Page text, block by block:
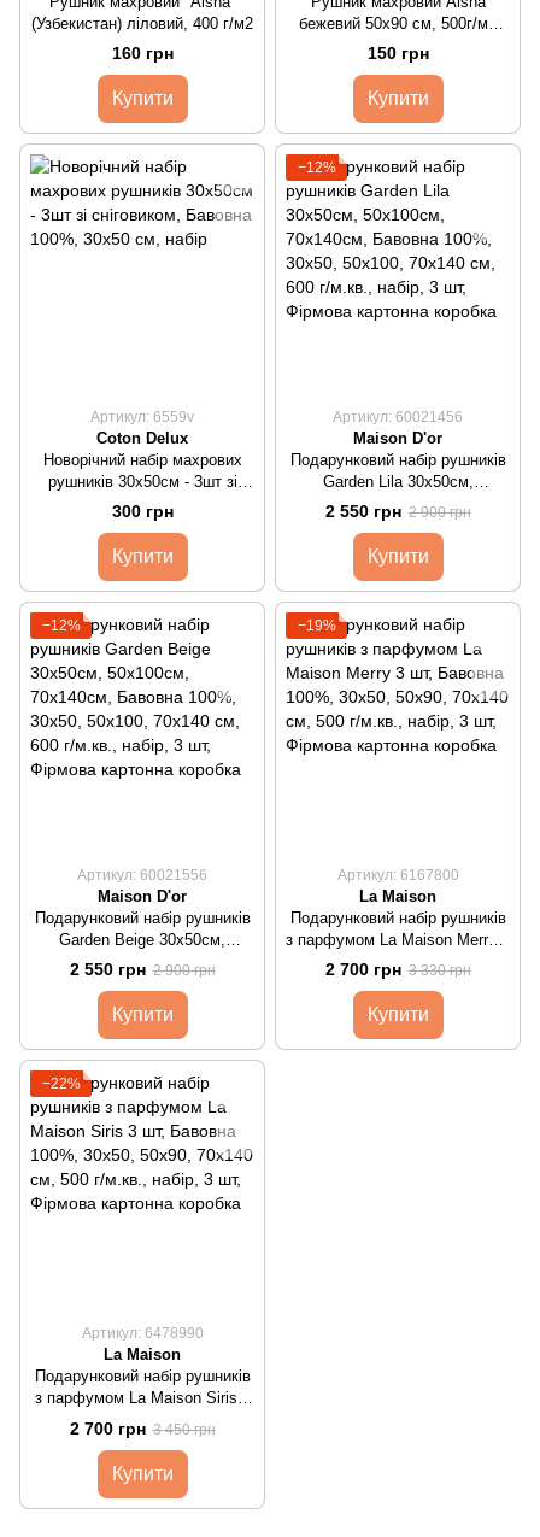
(Узбекистан) ліловий, 400 г/м2
160 грн
Купити
бежевий 50х90 см, 500г/м2
(1023)
150 грн
Купити
Артикул: 6559v
Coton Delux
Новорічний набір махрових
рушників 30х50см - 3шт зі
сніговиком
300 грн
Купити
−12%
Артикул: 60021456
Maison D'or
Подарунковий набір рушників
Garden Lila 30х50см,
50х100см, 70х140см
2 550 грн 2 900 грн
Купити
−12%
Артикул: 60021556
Maison D'or
Подарунковий набір рушників
Garden Beige 30х50см,
50х100см, 70х140см
2 550 грн 2 900 грн
Купити
−19%
Артикул: 6167800
La Maison
Подарунковий набір рушників
з парфумом La Maison Merry 3
2 700 грн 3 330 грн
Купити
−22%
Артикул: 6478990
La Maison
Подарунковий набір рушників
з парфумом La Maison Siris 3
2 700 грн 3 450 грн
Купити